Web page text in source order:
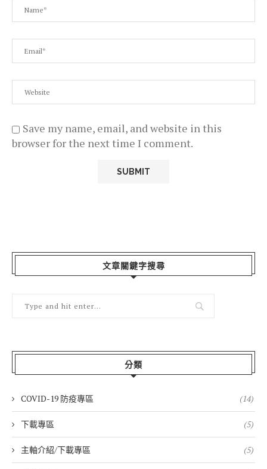
Save my name, email, and website in this
browser for the next time I comment.
文章關鍵字搜尋
分類
COVID-19 防疫專區 (14)
下載專區 (5)
主軸介紹/下載專區 (5)